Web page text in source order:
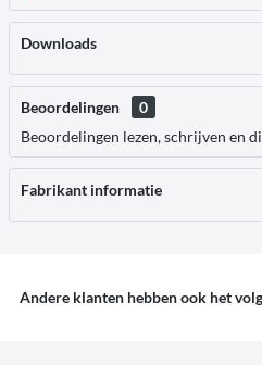
Downloads
Beoordelingen
0
Beoordelingen lezen, schrijven en
Fabrikant informatie
Andere klanten hebben ook het